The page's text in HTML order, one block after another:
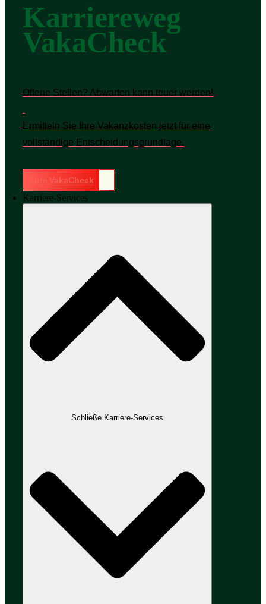
Karriereweg
VakaCheck
Offene Stellen? Abwarten kann teuer werden!
Ermitteln Sie Ihre Vakanzkosten jetzt für eine
vollständige Entscheidungsgrundlage.
Zum VakaCheck
Karriere-Services
Schließe Karriere-Services